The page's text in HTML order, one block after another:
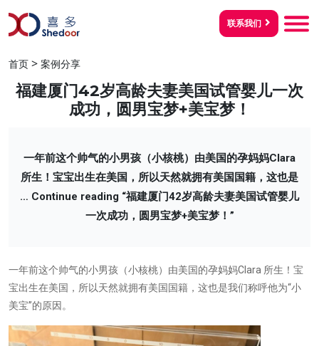
联系我们
首页 > 案例分享
福建厦门42岁高龄夫妻美国试管婴儿一次
成功，圆男宝梦+美宝梦！
一年前这个帅气的小男孩（小核桃）由美国的孕妈妈Clara
所生！宝宝出生在美国，所以天然就拥有美国国籍，这也是
… Continue reading “福建厦门42岁高龄夫妻美国试管婴儿
一次成功，圆男宝梦+美宝梦！”
一年前这个帅气的小男孩（小核桃）由美国的孕妈妈Clara 所生！宝
宝出生在美国，所以天然就拥有美国国籍，这也是我们称呼他为“小
美宝”的原因。